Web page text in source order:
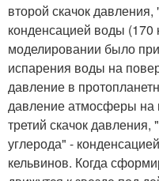
второй скачок
конденсацией воды (170
моделировании было
испарения воды на
давление в
давление атмосферы на
третий скачок
углерода" -
кельвинов. Когда